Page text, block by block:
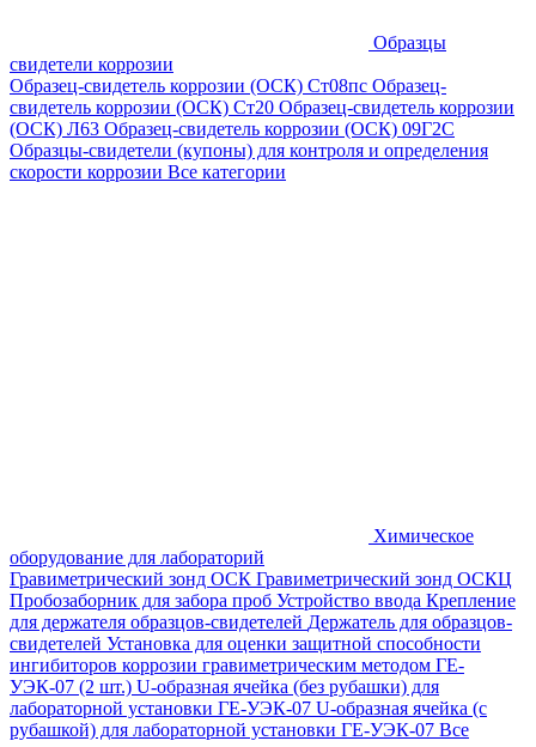
Образцы
свидетели коррозии
Образец-свидетель коррозии (ОСК) Ст08пс Образец-
свидетель коррозии (ОСК) Ст20 Образец-свидетель коррозии
(ОСК) Л63 Образец-свидетель коррозии (ОСК) 09Г2С
Образцы-свидетели (купоны) для контроля и определения
скорости коррозии Все категории
Химическое
оборудование для лабораторий
Гравиметрический зонд ОСК Гравиметрический зонд ОСКЦ
Пробозаборник для забора проб Устройство ввода Крепление
для держателя образцов-свидетелей Держатель для образцов-
свидетелей Установка для оценки защитной способности
ингибиторов коррозии гравиметрическим методом ГЕ-
УЭК-07 (2 шт.) U-образная ячейка (без рубашки) для
лабораторной установки ГЕ-УЭК-07 U-образная ячейка (с
рубашкой) для лабораторной установки ГЕ-УЭК-07 Все